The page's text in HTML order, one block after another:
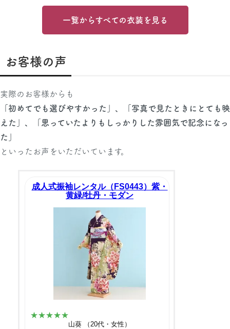
一覧からすべての衣装を見る
お客様の声
実際のお客様からも
「初めてでも選びやすかった」、「写真で見たときにとても映
えた」、「思っていたよりもしっかりした雰囲気で記念になっ
た」
といったお声をいただいています。